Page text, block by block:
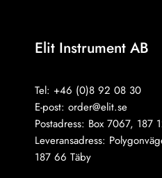
Elit Instrument AB
Tel: +46 (0)8 92 08 30
E-post: order@elit.se
Postadress: Box 7067, 187
Leveransadress:
187 66 Täby